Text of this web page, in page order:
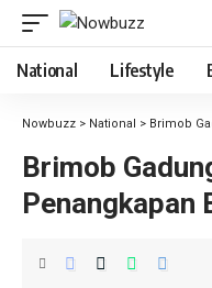
National Lifestyle
Nowbuzz > National > Brimob
Brimob
Penangkapan